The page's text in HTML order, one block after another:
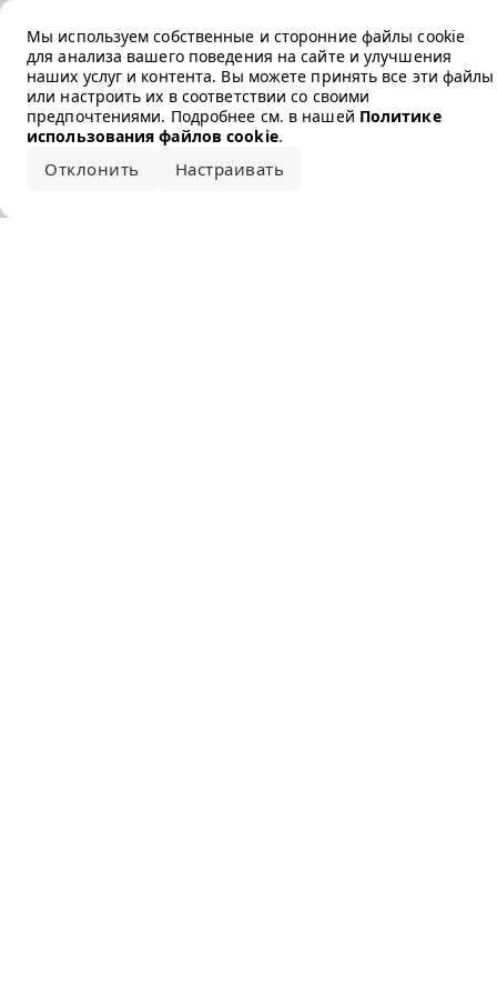
Мы используем собственные и сторонние файлы cookie
для анализа вашего поведения на сайте и улучшения
наших услуг и контента. Вы можете принять все эти файлы
или настроить их в соответствии со своими
предпочтениями. Подробнее см. в нашей Политике
использования файлов cookie.
Отклонить Настраивать
Error loading the brand